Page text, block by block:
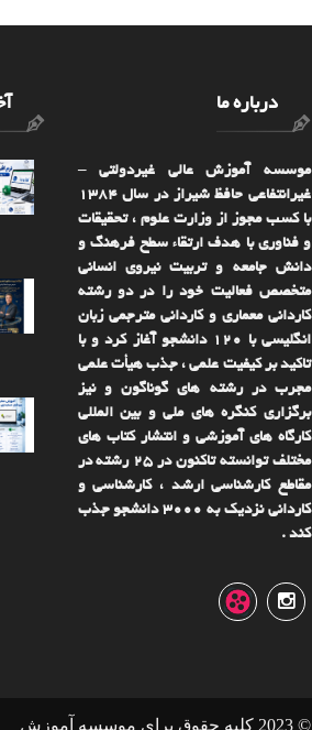
درباره ما
موسسه آموزش عالی غیردولتی –
غیرانتفاعی حافظ شیراز در سال ۱۳۸۴
با کسب مجوز از وزارت علوم ، تحقیقات
و فناوری با هدف ارتقاء سطح فرهنگ و
دانش جامعه و تربیت نیروی انسانی
متخصص فعالیت خود را در دو رشته
کاردانی معماری و کاردانی مترجمی زبان
انگلیسی با ۱۲۰ دانشجو آغاز کرد و با
تاکید بر کیفیت علمی ، جذب هیأت علمی
مجرب در رشته های گوناگون و نیز
برگزاری کنگره های ملی و بین المللی
کارگاه های آموزشی و انتشار کتاب های
مختلف توانسته تاکنون در ۲۵ رشته در
مقاطع کارشناسی ارشد ، کارشناسی و
کاردانی نزدیک به ۳۰۰۰ دانشجو جذب
کند .
© 2023 کلیه حقوق برای موسسه آموزش